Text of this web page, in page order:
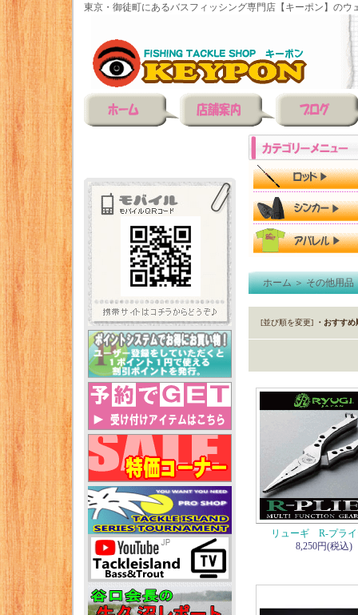
東京・御徒町にあるバスフィッシング専門店【キーポン】のウ
ホーム＞その他用品
[並び順を変更] ・おすすめ
リューギ R-プラ
8,250円(税込)